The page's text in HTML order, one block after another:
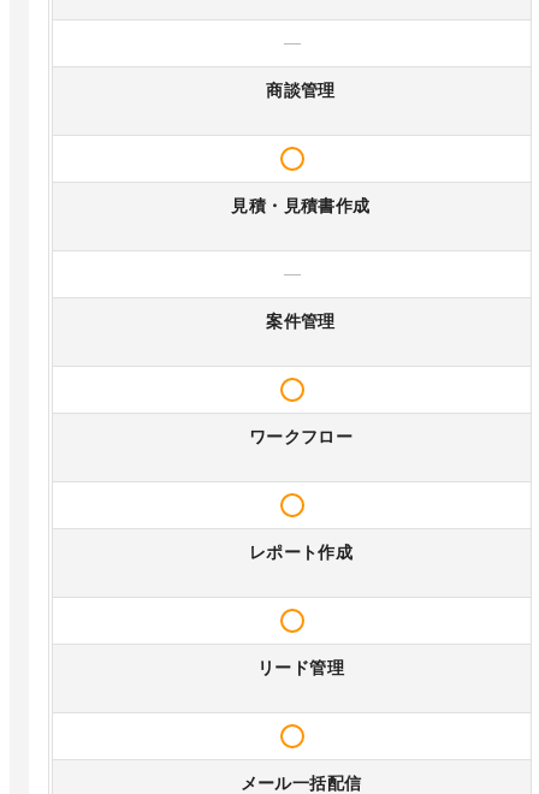
—
商談管理
見積・見積書作成
—
案件管理
ワークフロー
レポート作成
リード管理
メール一括配信